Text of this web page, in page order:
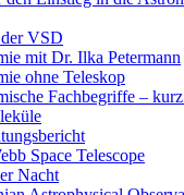
VSD
mit Dr. Ilka Petermann
ohne Teleskop
Fachbegriffe –
Space Telescope
Nacht